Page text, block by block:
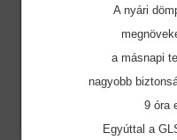
Raktár
Rendelt
A nyári
a másnapi
nagyobb
9 óra
Egyúttal a